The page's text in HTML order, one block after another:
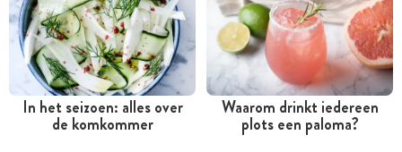
In het seizoen: alles over
de komkommer
Waarom drinkt iedereen
plots een paloma?